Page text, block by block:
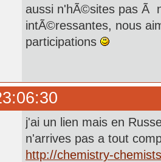
aussi n'hÃ©sites pas Ã
intÃ©ressantes, nous
participations
j'ai un lien mais en
n'arrives pas a tout
http://chemistry-